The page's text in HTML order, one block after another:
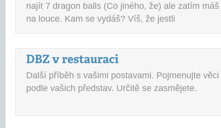
najít 7 dragon balls (Co jiného, že) ale zatím
na louce. Kam se vydáš? Víš, že jestli
Další příběh s vašimi postavami. Pojmenujte
podle vašich představ. Určitě se zasmějete.